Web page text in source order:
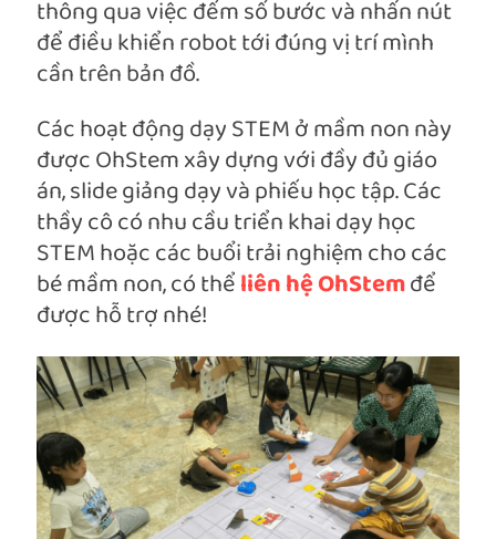
thông qua việc đếm số bước và nhấn nút
để điều khiển robot tới đúng vị trí mình
cần trên bản đồ.
Các hoạt động dạy STEM ở mầm non này
được OhStem xây dựng với đầy đủ giáo
án, slide giảng dạy và phiếu học tập. Các
thầy cô có nhu cầu triển khai dạy học
STEM hoặc các buổi trải nghiệm cho các
bé mầm non, có thểliên hệ OhStemđể
được hỗ trợ nhé!